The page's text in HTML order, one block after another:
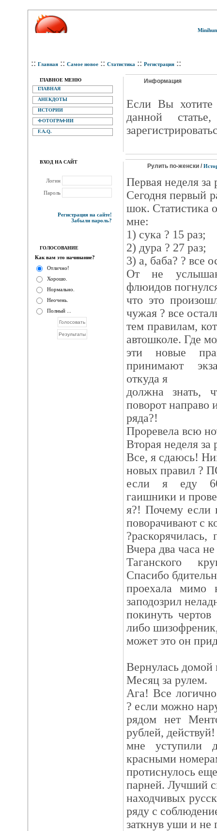
:: Главная :: Самое новое :: Статистика :: Регистрация ::
ГЛАВНОЕ МЕНЮ
ГЛАВНАЯ
АНЕКДОТЫ
ИСТОРИИ
ФОТОГРАФИИ
F.A.Q.
ВХОД НА САЙТ
Логин
Пароль
Регистрация на сайте!
Забыли пароль?
ГОЛОСОВАНИЕ
Как вам это начинание?
Отлично!
Хорошо.
Нормально.
Неочень.
Полный ...
Информация
Eсли Вы хотите
данной
Рулить по-женски /
Первая неделя за
Сегодня первый
шок. Статистика
мне:
1) сука ? 15 раз;
2) дура ? 27 раз;
3) а, баба? ? все
От не
флюидов
что это
чужая ? все
тем правилам,
автошколе. Где
эти новые
принимают
откуда я
должна знать,
поворот направо
ряда?!
Проревела всю
Вторая неделя за
Все, я сдаюсь!
новых правил ?
если я еду
гаишники и
я?! Почему если
поворачивают с
?раскорячилась,
Вчера два часа
Таганского
Спасибо
проехала мимо
заподозрил
покинуть чертов
либо
может это он
Вернулась домой
Месяц за рулем.
Ага! Все
? если можно
рядом нет
рублей,
мне уступили
красными
протиснулось
парней. Лучший
находчивых
ряду с
заткнув уши и не